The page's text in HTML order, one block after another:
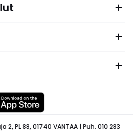
PL 88, 01740 VANTAA | Puh. 010 283